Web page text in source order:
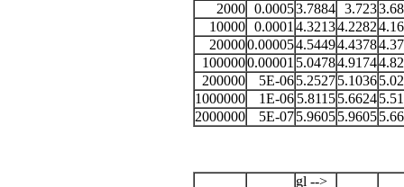
2000
0.00053.7884 3.723
10000
0.0001 4.32134.2282
200000.000054.54494.4378
1000000.00001 5.04784.9174
200000
5E-06 5.2527 5.1036
1000000
1E-06 5.8115 5.6624
2000000
5E-07 5.9605 5.9605
gl -->